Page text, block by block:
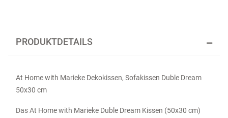
PRODUKTDETAILS
At Home with Marieke Dekokissen, Sofakissen Duble Dream
50x30 cm
Das At Home with Marieke Duble Dream Kissen (50x30 cm)